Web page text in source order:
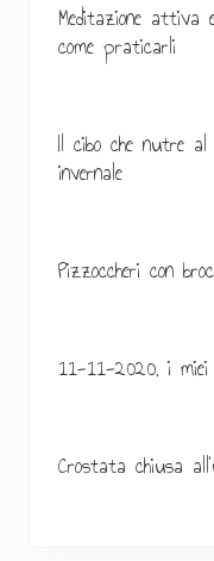
Meditazione attiva
come praticarli
Il cibo che nutre
invernale
Pizzoccheri con
11-11-2020, i
Crostata chiusa